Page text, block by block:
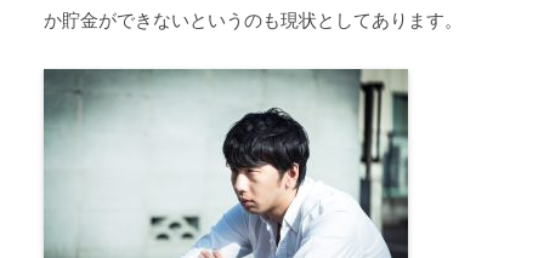
か貯金ができないというのも現状としてあります。